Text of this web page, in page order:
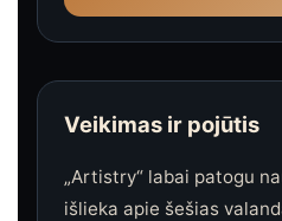
Veikimas ir pojūtis
„Artistry“ labai patogu
išlieka apie šešias